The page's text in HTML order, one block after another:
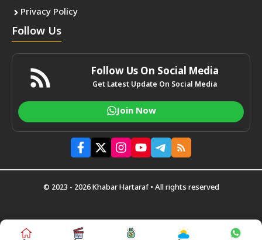
Privacy Policy
Follow Us
Follow Us On Social Media
Get Latest Update On Social Media
Join Now
© 2023 - 2026 Khabar Hartaraf • All rights reserved